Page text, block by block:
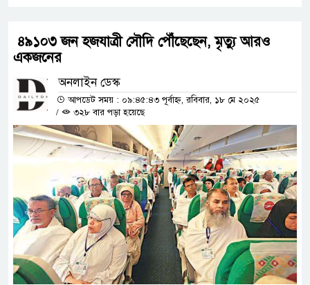
৪৯১০৩ জন হজযাত্রী সৌদি পৌঁছেছেন, মৃত্যু আরও
একজনের
অনলাইন ডেস্ক
আপডেট সময় : ০৯:৪৫:৪৩ পূর্বাহ্ন, রবিবার, ১৮ মে ২০২৫
/
৩২৮ বার পড়া হয়েছে